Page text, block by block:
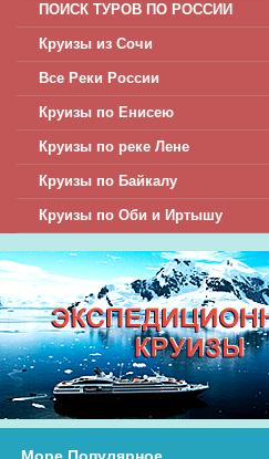
ПОИСК ТУРОВ ПО РОССИИ
Круизы из Сочи
Все Реки России
Круизы по Енисею
Круизы по реке Лене
Круизы по Байкалу
Круизы по Оби и Иртышу